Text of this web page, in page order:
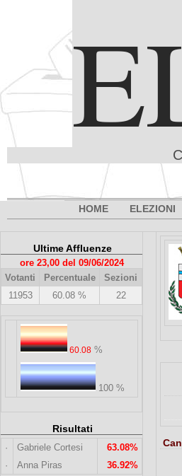
HOME ELEZIONI
Ultime Affluenze
ore 23,00 del 09/06/2024
Votanti
Percentuale
Sezioni
11953
60.08 % 22
60.08 %
100 %
Risultati
· Gabriele Cortesi
63.08%
·
Anna Piras 36.92%